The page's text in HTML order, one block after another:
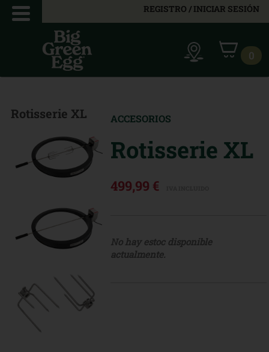
REGISTRO / INICIAR SESIÓN
0
Rotisserie XL ACCESORIOS
Rotisserie XL
499,99 €
No hay estoc disponible
actualmente.